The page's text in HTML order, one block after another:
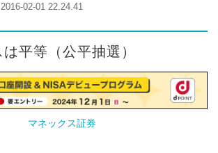
02-01 22.24.41
平等（公平抽選）
マネックス証券